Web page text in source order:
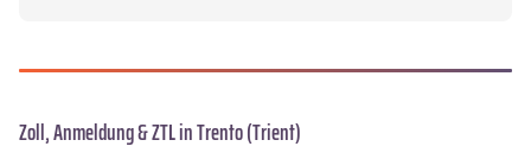
Zoll, Anmeldung & ZTL in Trento (Trient)